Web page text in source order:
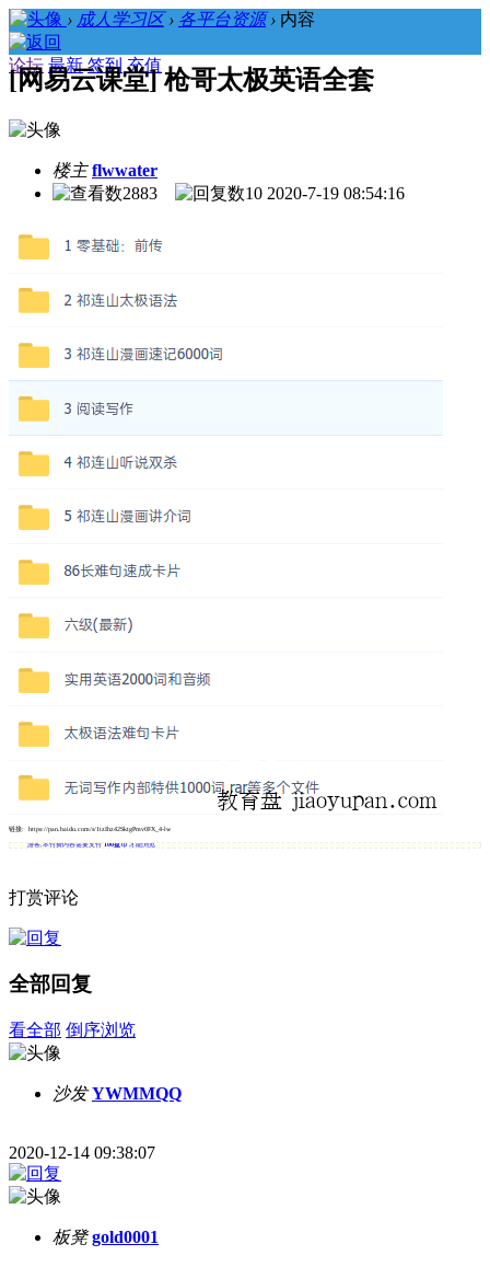
› 成人学习区 › 各平台资源 › 内容
论坛 最新 签到 充值
[网易云课堂] 枪哥太极英语全套
楼主 flwwater
2883
10 2020-7-19 08:54:16
链接: https://pan.baidu.com/s/1tzIhz42SktgPmv0FX_4-lw
游客,本付费内容需要支付 100盘币 才能浏览
打赏评论
全部回复
看全部 倒序浏览
沙发 YWMMQQ
2020-12-14 09:38:07
板凳 gold0001